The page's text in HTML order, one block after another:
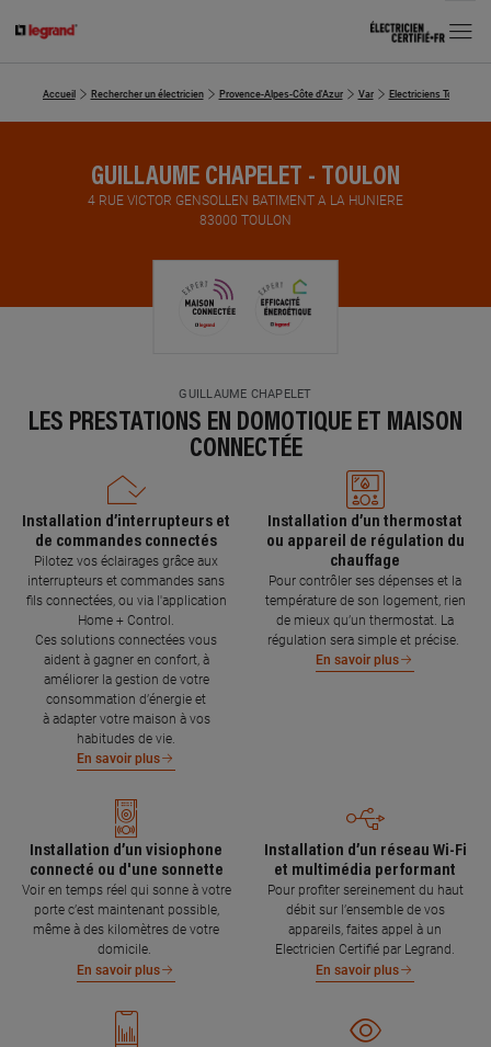
MENU
Accueil Rechercher un électricien Provence-Alpes-Côte d'Azur Var Electriciens Toulon
GUILLAUME CHAPELET - TOULON
4 RUE VICTOR GENSOLLEN BATIMENT A LA HUNIERE
83000 TOULON
GUILLAUME CHAPELET
LES PRESTATIONS EN DOMOTIQUE ET MAISON
CONNECTÉE
Installation d’interrupteurs et
de commandes connectés
Pilotez vos éclairages grâce aux
interrupteurs et commandes sans
fils connectées, ou via l'application
Home + Control.
Ces solutions connectées vous
aident à gagner en confort, à
améliorer la gestion de votre
consommation d’énergie et
à adapter votre maison à vos
habitudes de vie.
En savoir plus
Installation d’un thermostat
ou appareil de régulation du
chauffage
Pour contrôler ses dépenses et la
température de son logement, rien
de mieux qu’un thermostat. La
régulation sera simple et précise.
En savoir plus
Installation d’un visiophone
connecté ou d'une sonnette
Voir en temps réel qui sonne à votre
porte c’est maintenant possible,
même à des kilomètres de votre
domicile.
En savoir plus
Installation d’un réseau Wi-Fi
et multimédia performant
Pour profiter sereinement du haut
débit sur l’ensemble de vos
appareils, faites appel à un
Electricien Certifié par Legrand.
En savoir plus